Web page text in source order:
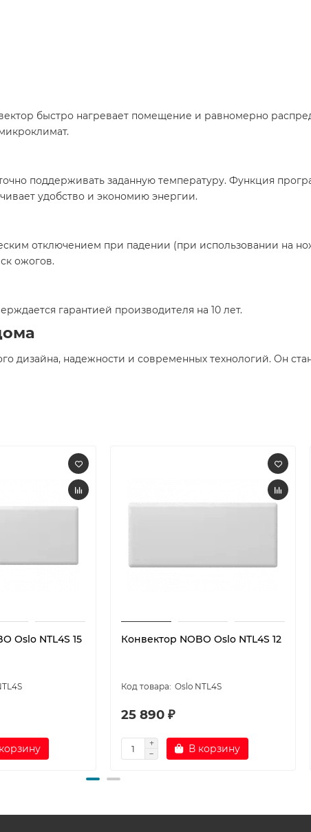
быстро нагревает помещение и равномерно
поддерживать заданную температуру. Функция
удобство и экономию энергии.​
отключением при падении (при использовании на
ожогов.​
гарантией производителя на 10 лет.​
дизайна, надежности и современных технологий. Он
Oslo NTL4S 15 Конвектор NOBO Oslo NTL4S 12
Oslo NTL4S
25 890 ₽
В корзину